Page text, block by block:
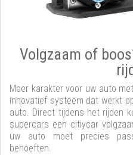
Volgzaam of
Meer karakter voor uw auto
innovatief systeem dat werkt
auto. Direct tijdens het rijden
supercars een citiycar
uw auto moet precies
behoeften.